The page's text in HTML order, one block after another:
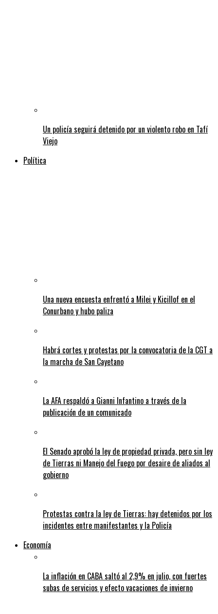
Un policía seguirá detenido por un violento robo en Tafí
Viejo
Política
Una nueva encuesta enfrentó a Milei y Kicillof en el
Conurbano y hubo paliza
Habrá cortes y protestas por la convocatoria de la CGT a
la marcha de San Cayetano
La AFA respaldó a Gianni Infantino a través de la
publicación de un comunicado
El Senado aprobó la ley de propiedad privada, pero sin ley
de Tierras ni Manejo del Fuego por desaire de aliados al
gobierno
Protestas contra la ley de Tierras: hay detenidos por los
incidentes entre manifestantes y la Policía
Economía
La inflación en CABA saltó al 2,9% en julio, con fuertes
subas de servicios y efecto vacaciones de invierno